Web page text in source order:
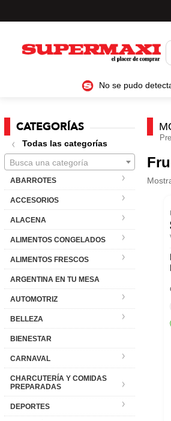
No se pudo
CATEGORÍAS
Todas las categorías
Busca una categoría
ABARROTES
ACCESORIOS
ALACENA
ALIMENTOS CONGELADOS
ALIMENTOS FRESCOS
ARGENTINA EN TU MESA
AUTOMOTRIZ
BELLEZA
BIENESTAR
CARNAVAL
CHARCUTERÍA Y COMIDAS
PREPARADAS
DEPORTES